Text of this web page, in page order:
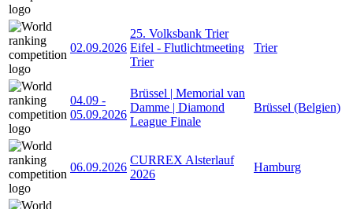
02.09.2026
25. Volksbank Trier
Eifel - Flutlichtmeeting
Trier
Trier
04.09 -
05.09.2026
Brüssel | Memorial van
Damme | Diamond
League Finale
Brüssel (Belgien)
06.09.2026
CURREX Alsterlauf
2026
Hamburg